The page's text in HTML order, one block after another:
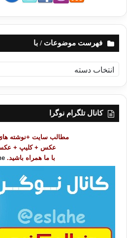
فهرست موضوعات / با
ه
ر
کانال تلگرام نوگرا
مطالب سایت +نوشته های
عکس + کلیپ +
با ما همراه باشید.